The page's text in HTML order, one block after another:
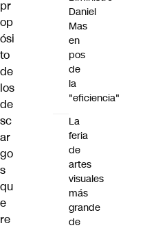
pr
op
ósi
to
de
los
de
sc
ar
go
s
qu
e
re
Daniel
Mas
en
pos
de
la
"eficiencia"
La
feria
de
artes
visuales
más
grande
de